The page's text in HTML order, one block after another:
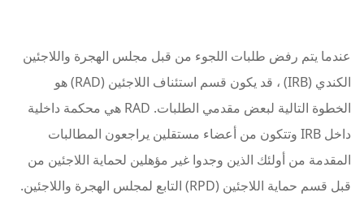
عندما يتم رفض طلبات اللجوء من قبل مجلس الهجرة واللاجئين
الكندي (IRB) ، قد يكون قسم استئناف اللاجئين (RAD) هو
الخطوة التالية لبعض مقدمي الطلبات. RAD هي محكمة داخلية
داخل IRB وتتكون من أعضاء مستقلين يراجعون المطالبات
المقدمة من أولئك الذين وجدوا غير مؤهلين لحماية اللاجئين من
قبل قسم حماية اللاجئين (RPD) التابع لمجلس الهجرة واللاجئين.